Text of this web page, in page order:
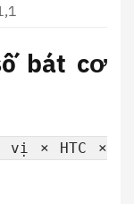
bát cơ
vị × HTC ×